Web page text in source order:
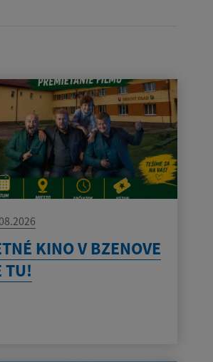
KINO V BZENOVE
TU!